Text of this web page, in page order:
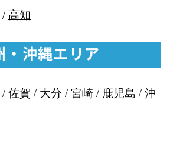
/高知
州・沖縄エリア
/佐賀 /大分 /宮崎/ 鹿児島 /沖